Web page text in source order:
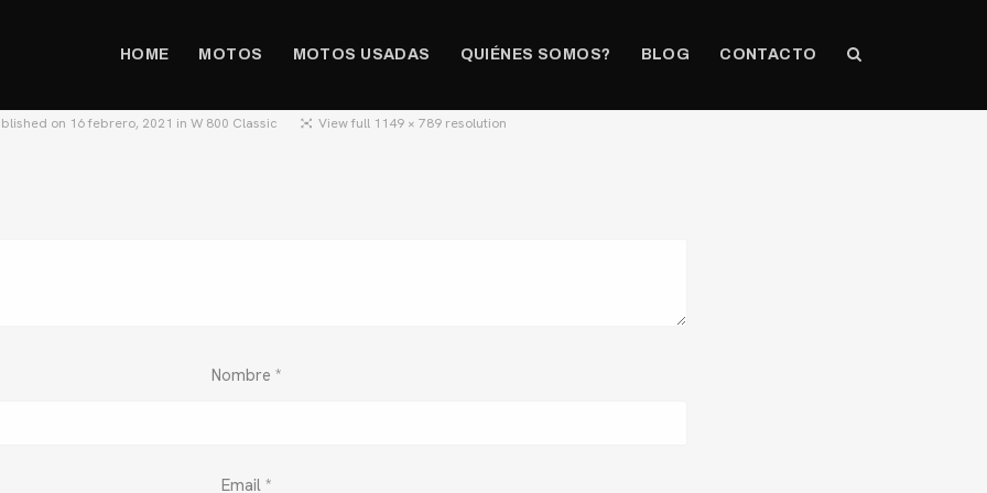
HOME MOTOS MOTOS USADAS QUIÉNES SOMOS? BLOG CONTACTO
on 16 febrero, 2021 in W 800 Classic View full 1149 × 789 resolution
Nombre *
Email *